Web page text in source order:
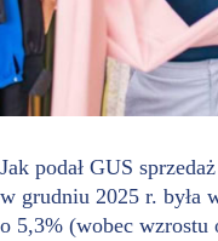
Jak podał GUS
w grudniu 2025 r. była
o 5,3% (wobec